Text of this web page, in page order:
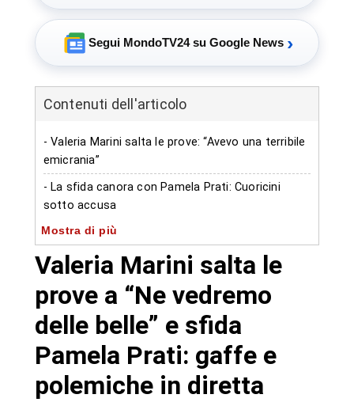
Segui MondoTV24 su Google News ›
Contenuti dell'articolo
- Valeria Marini salta le prove: “Avevo una terribile
emicrania”
- La sfida canora con Pamela Prati: Cuoricini
sotto accusa
- Marini si giustifica: “Sono stata la prima a
- Valeria Marini, tra gaffe e protagonismo
- Autore
Mostra di più
Valeria Marini salta le
prove a “Ne vedremo
delle belle” e sfida
Pamela Prati: gaffe e
polemiche in diretta